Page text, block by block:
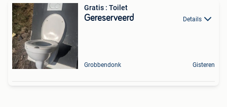
Gratis : Toilet
Gereserveerd Details
Grobbendonk Gisteren